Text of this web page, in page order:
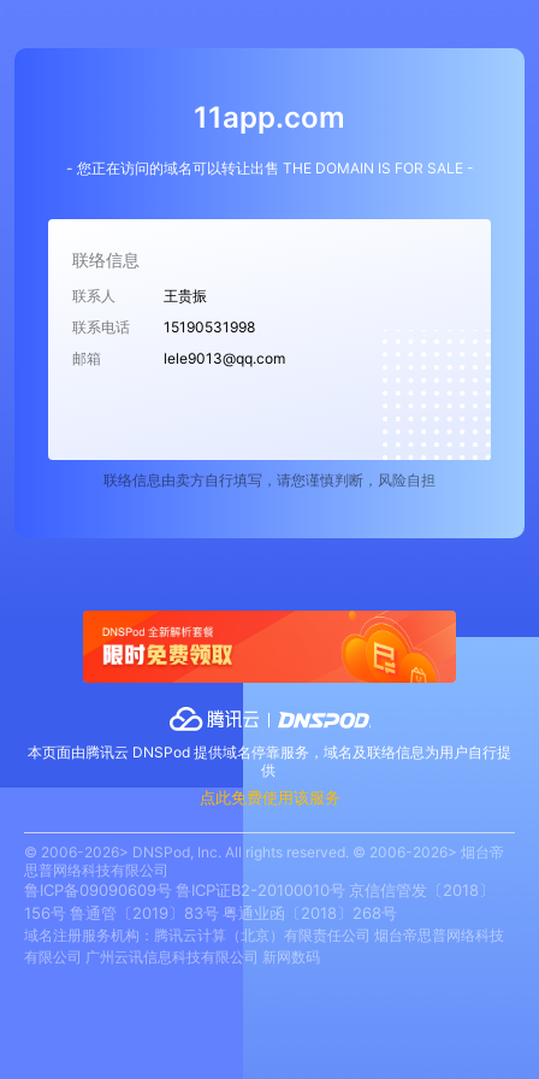
11app.com
- 您正在访问的域名可以转让出售 THE DOMAIN IS FOR SALE -
联络信息
联系人
王贵振
联系电话
15190531998
邮箱
lele9013@qq.com
联络信息由卖方自行填写，请您谨慎判断，风险自担
本页面由腾讯云 DNSPod 提供域名停靠服务，域名及联络信息为用户自行提
供
点此免费使用该服务
© 2006-2026> DNSPod, Inc. All rights reserved. © 2006-2026> 烟台帝
思普网络科技有限公司
鲁ICP备09090609号 鲁ICP证B2-20100010号 京信信管发〔2018〕
156号 鲁通管〔2019〕83号 粤通业函〔2018〕268号
域名注册服务机构：腾讯云计算（北京）有限责任公司 烟台帝思普网络科技
有限公司 广州云讯信息科技有限公司 新网数码